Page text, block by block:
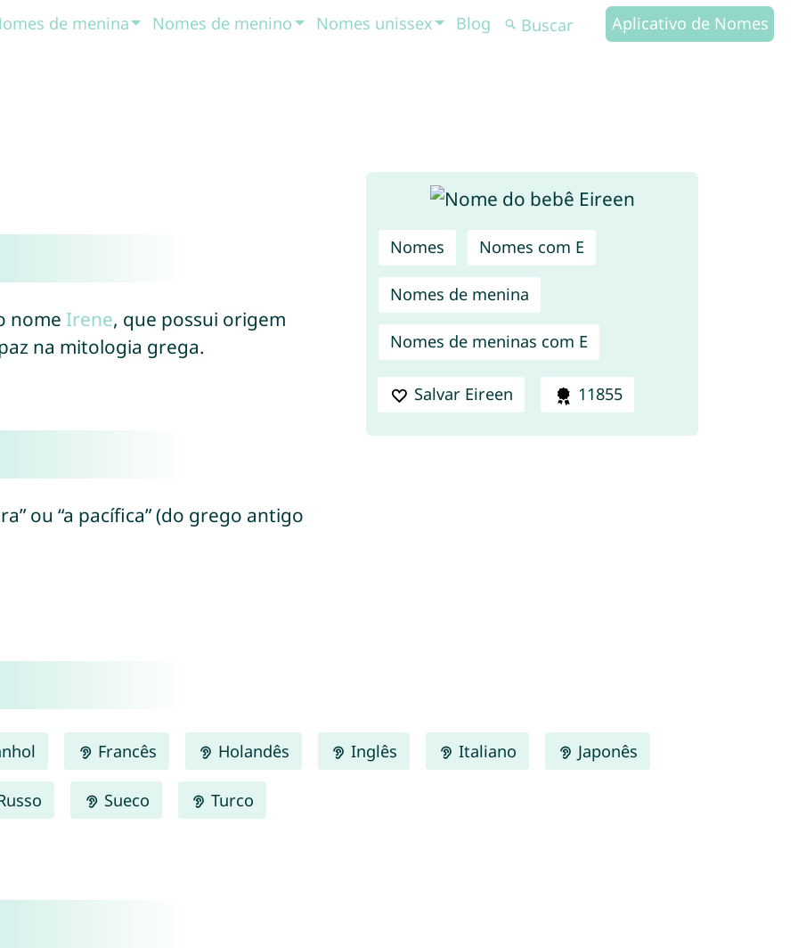
de menina Nomes de menino Nomes unissex Blog Aplicativo de Nomes
Nomes Nomes com E
Nomes de menina
Nomes de meninas com E
Salvar Eireen 11855
nome Irene, que possui origem
na mitologia grega.
ou “a pacífica” (do grego antigo
Francês Holandês Inglês Italiano Japonês
Sueco Turco